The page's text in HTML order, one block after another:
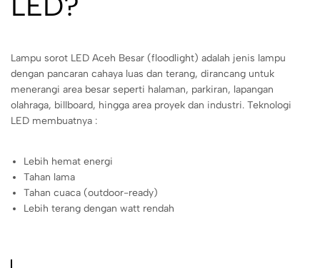
Lampu sorot LED Aceh Besar (floodlight) adalah jenis lampu
dengan pancaran cahaya luas dan terang, dirancang untuk
menerangi area besar seperti halaman, parkiran, lapangan
olahraga, billboard, hingga area proyek dan industri. Teknologi
LED membuatnya :
Lebih hemat energi
Tahan lama
Tahan cuaca (outdoor-ready)
Lebih terang dengan watt rendah